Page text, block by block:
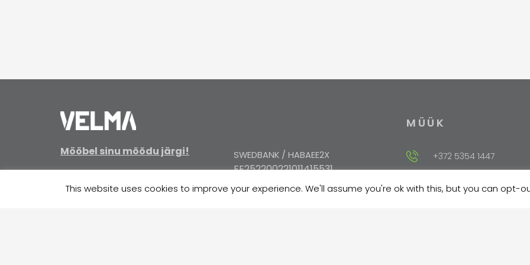
Mööbel sinu mõõdu järgi!
Reg. nr. 10269832
SWEDBANK / HABAEE2X
EE252200221011415531
SEB / EEUHEE2X
MÜÜK
+372 5354 1447
sales@velma.ee
This website uses cookies to improve your experience. We'll assume you're ok with this, but you can opt-